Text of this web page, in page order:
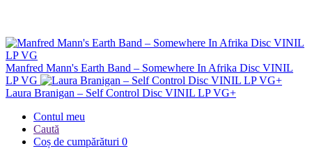
Manfred Mann's Earth Band – Somewhere In Afrika Disc VINIL
LP VG
Laura Branigan – Self Control Disc VINIL LP VG+
Contul meu
Caută
Coș de cumpărături 0